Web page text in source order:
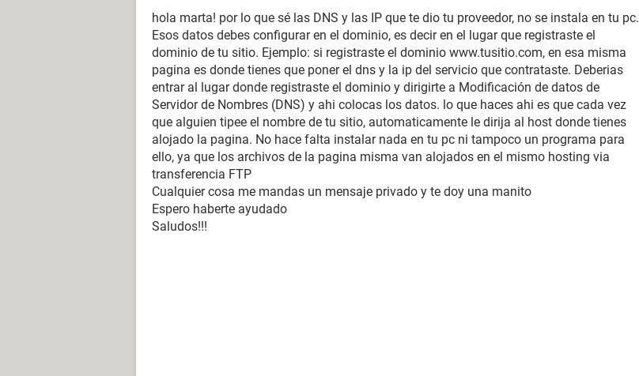
hola marta! por lo que sé las DNS y las IP que te dio tu proveedor, no se instala en tu pc.
Esos datos debes configurar en el dominio, es decir en el lugar que registraste el
dominio de tu sitio. Ejemplo: si registraste el dominio www.tusitio.com, en esa misma
pagina es donde tienes que poner el dns y la ip del servicio que contrataste. Deberias
entrar al lugar donde registraste el dominio y dirigirte a Modificación de datos de
Servidor de Nombres (DNS) y ahi colocas los datos. lo que haces ahi es que cada vez
que alguien tipee el nombre de tu sitio, automaticamente le dirija al host donde tienes
alojado la pagina. No hace falta instalar nada en tu pc ni tampoco un programa para
ello, ya que los archivos de la pagina misma van alojados en el mismo hosting via
transferencia FTP
Cualquier cosa me mandas un mensaje privado y te doy una manito
Espero haberte ayudado
Saludos!!!